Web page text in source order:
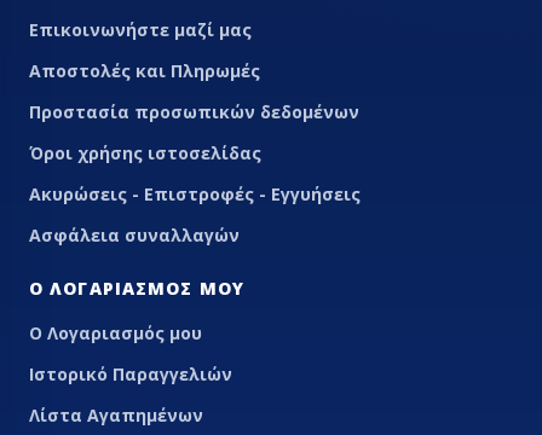
Επικοινωνήστε μαζί μας
Αποστολές και Πληρωμές
Προστασία προσωπικών δεδομένων
Όροι χρήσης ιστοσελίδας
Ακυρώσεις - Επιστροφές - Εγγυήσεις
Ασφάλεια συναλλαγών
Ο ΛΟΓΑΡΙΑΣΜΌΣ ΜΟΥ
Ο Λογαριασμός μου
Ιστορικό Παραγγελιών
Λίστα Αγαπημένων